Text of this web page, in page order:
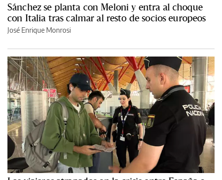
Sánchez se planta con Meloni y entra al choque
con Italia tras calmar al resto de socios europeos
José Enrique Monrosi